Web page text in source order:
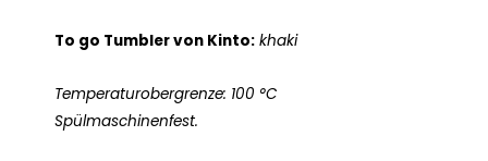
To go Tumbler von Kinto: khaki
Temperaturobergrenze: 100 °C
Spülmaschinenfest.